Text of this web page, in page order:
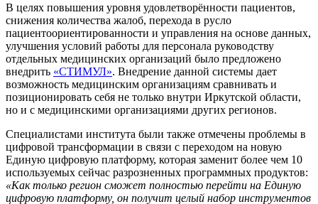
В целях повышения уровня удовлетворённости пациентов,
снижения количества жалоб, перехода в русло
пациентоориентированности и управления на основе данных,
улучшения условий работы для персонала руководству
отдельных медицинских организаций было предложено
внедрить «СТИМУЛ». Внедрение данной системы дает
возможность медицинским организациям сравнивать и
позиционировать себя не только внутри Иркутской области,
но и с медицинскими организациями других регионов.
Специалистами института были также отмечены проблемы в
цифровой трансформации в связи с переходом на новую
Единую цифровую платформу, которая заменит более чем 10
используемых сейчас разрозненных программных продуктов:
«Как только регион сможет полностью перейти на Единую
цифровую платформу, он получит целый набор инструментов